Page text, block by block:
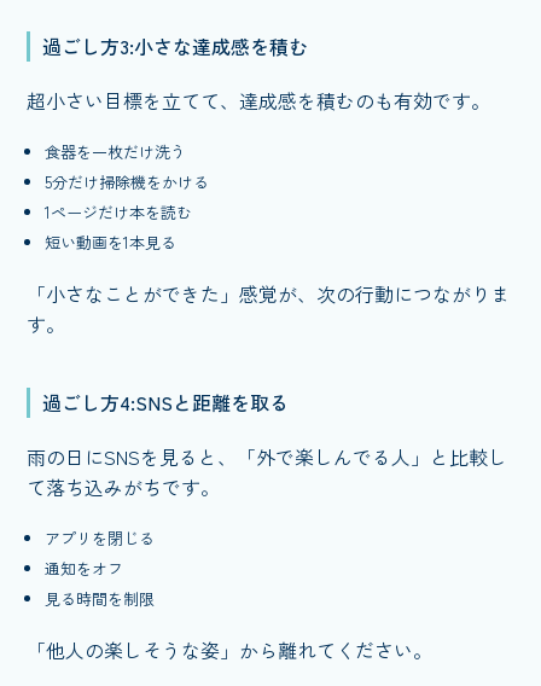
過ごし方3:小さな達成感を積む
超小さい目標を立てて、達成感を積むのも有効です。
食器を一枚だけ洗う
5分だけ掃除機をかける
1ページだけ本を読む
短い動画を1本見る
「小さなことができた」感覚が、次の行動につながりま
す。
過ごし方4:SNSと距離を取る
雨の日にSNSを見ると、「外で楽しんでる人」と比較し
て落ち込みがちです。
アプリを閉じる
通知をオフ
見る時間を制限
「他人の楽しそうな姿」から離れてください。